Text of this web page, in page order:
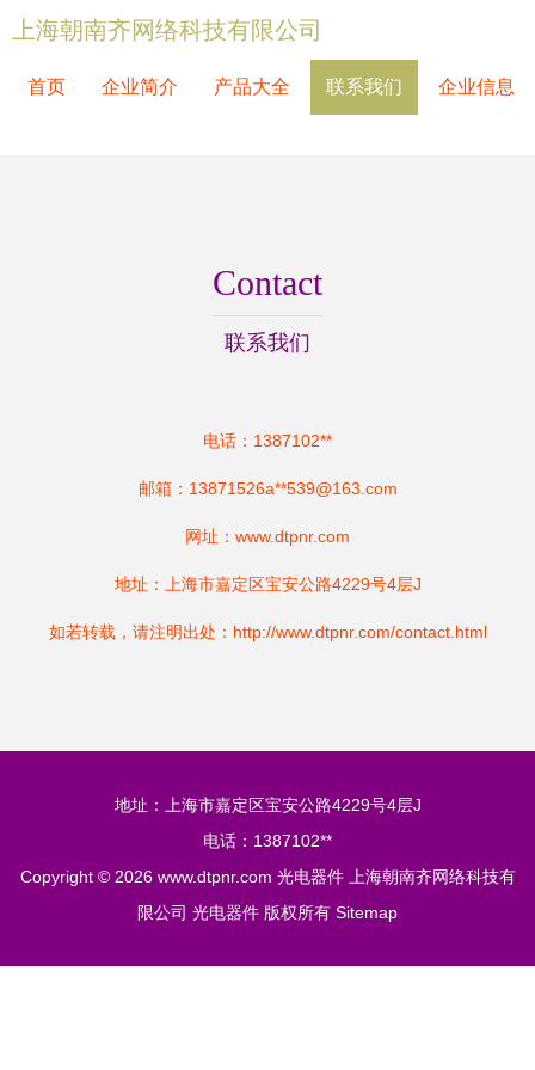
上海朝南齐网络科技有限公司
首页 企业简介 产品大全 联系我们 企业信息
Contact
联系我们
电话：1387102**
邮箱：13871526a**539@163.com
网址： www.dtpnr.com
地址：上海市嘉定区宝安公路4229号4层J
如若转载，请注明出处：http://www.dtpnr.com/contact.html
地址：上海市嘉定区宝安公路4229号4层J
电话：1387102**
Copyright © 2026 www.dtpnr.com 光电器件
上海朝南齐网络科技有
限公司 光电器件 版权所有 Sitemap